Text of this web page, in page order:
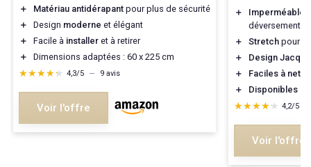
＋
Matériau antidérapant pour plus de sécurité
＋
Design moderne et élégant
＋
Facile à installer et à retirer
＋
Dimensions adaptées : 60 x 225 cm
★★★★★
★★★★★ 4,3/5 — 9 avis
Voir l'offre
＋ Imperméable
déversements
＋
Stretch pour
＋
Design
＋
Faciles à
＋
Disponibles
★★★★★
★★★★★ 4,2/5
Voir l'offre